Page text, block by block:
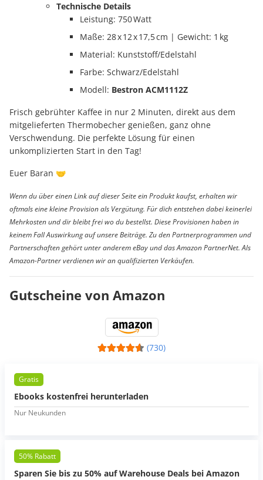
Technische Details
Leistung: 750 Watt
Maße: 28 x 12 x 17,5 cm | Gewicht: 1 kg
Material: Kunststoff/Edelstahl
Farbe: Schwarz/Edelstahl
Modell: Bestron ACM1112Z
Frisch gebrühter Kaffee in nur 2 Minuten, direkt aus dem
mitgelieferten Thermobecher genießen, ganz ohne
Verschwendung. Die perfekte Lösung für einen
unkomplizierten Start in den Tag!
Euer Baran 🤝
Wenn du über einen Link auf dieser Seite ein Produkt kaufst, erhalten wir
oftmals eine kleine Provision als Vergütung. Für dich entstehen dabei keinerlei
Mehrkosten und dir bleibt frei wo du bestellst. Diese Provisionen haben in
keinem Fall Auswirkung auf unsere Beiträge. Zu den Partnerprogrammen und
Partnerschaften gehört unter anderem eBay und das Amazon PartnerNet. Als
Amazon-Partner verdienen wir an qualifizierten Verkäufen.
Gutscheine von Amazon
(730)
Gratis
Ebooks kostenfrei herunterladen
Nur Neukunden
50% Rabatt
Sparen Sie bis zu 50% auf Warehouse Deals bei Amazon